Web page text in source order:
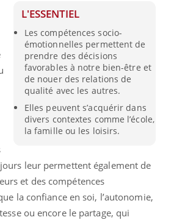
L'ESSENTIEL
Les compétences socio-
émotionnelles permettent de
prendre des décisions
favorables à notre bien-être et
de nouer des relations de
qualité avec les autres.
Elles peuvent s’acquérir dans
divers contextes comme l’école,
la famille ou les loisirs.
leur permettent également de
et des compétences
la confiance en soi, l’autonomie,
ou encore le partage, qui